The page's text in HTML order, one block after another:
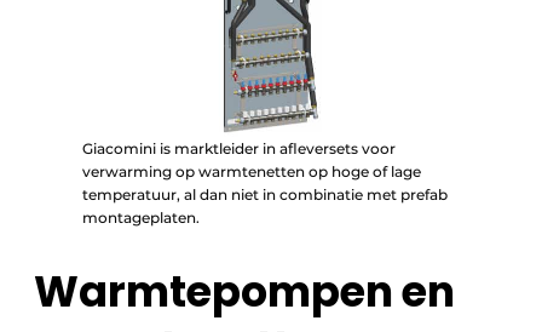
Giacomini is marktleider in afleversets voor
verwarming op warmtenetten op hoge of lage
temperatuur, al dan niet in combinatie met prefab
montageplaten.
Warmtepompen en